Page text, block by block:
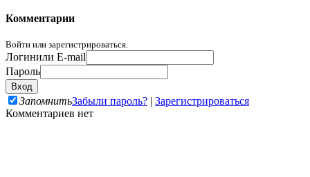
Комментарии
Войти или зарегистрироваться.
Логинили E-mail
Пароль
ЗапомнитьЗабыли пароль? | Зарегистрироваться
Комментариев нет